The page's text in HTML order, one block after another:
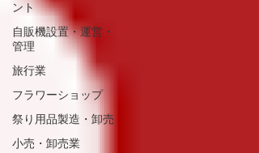
ント
自販機設置・運営・
管理
旅行業
フラワーショップ
祭り用品製造・卸売
小売・卸売業